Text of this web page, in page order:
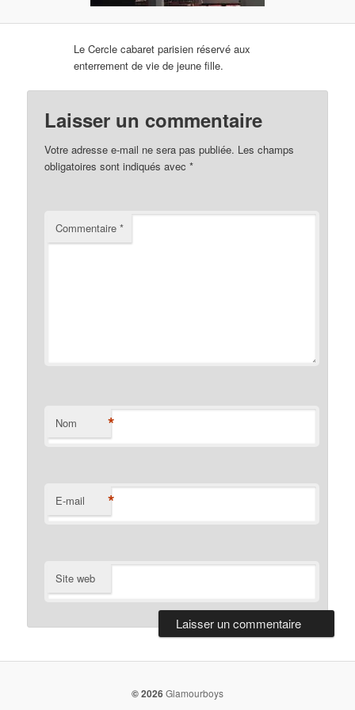
Le Cercle cabaret parisien réservé aux
enterrement de vie de jeune fille.
Laisser un commentaire
Votre adresse e-mail ne sera pas publiée. Les champs
obligatoires sont indiqués avec*
Commentaire*
Nom *
E-mail *
Site web
© 2026Glamourboys